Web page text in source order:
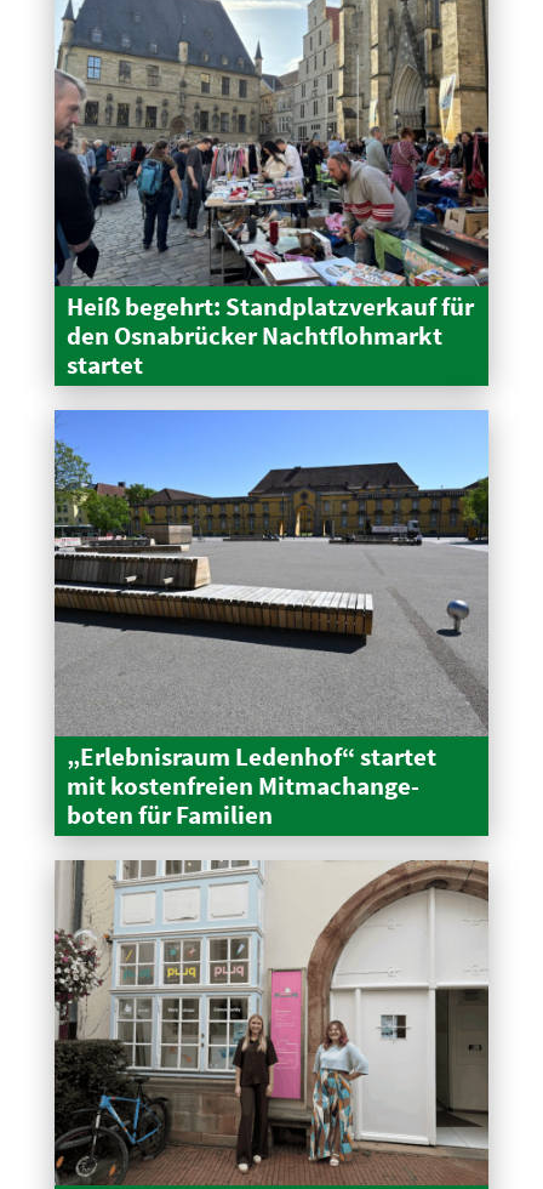
Heiß begehrt: Stand­platz­verkauf für
den Osnabrücker Nacht­floh­markt
startet
„Erleb­nisraum Ledenhof“ startet
mit kosten­freien Mitma­ch­an­ge­
boten für Familien